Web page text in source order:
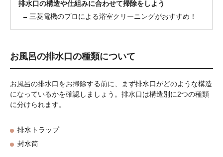
排水口の構造や仕組みに合わせて掃除をしよう
三菱電機のプロによる浴室クリーニングがおすすめ！
お風呂の排水口の種類について
お風呂の排水口をお掃除する前に、まず排水口がどのような構造
になっているかを確認しましょう。排水口は構造別に2つの種類
に分けられます。
排水トラップ
封水筒